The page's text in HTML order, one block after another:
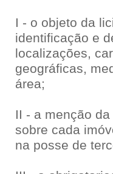
I - o objeto da
identificação e
localizações,
geográficas,
área;
II - a menção
sobre cada
na posse de